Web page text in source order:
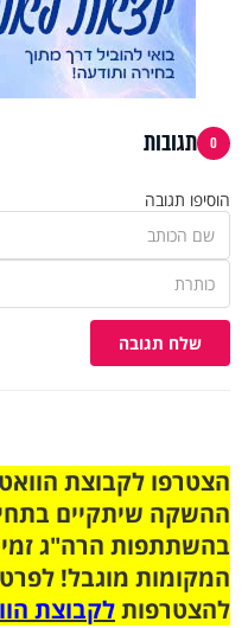
0 תגובות
הוסיפו תגובה
שלח תגובה
ההשקה שיתקיים
בהשתתפות הרה"ג
המקומות מוגבל!
להצטרפותלקבוצת